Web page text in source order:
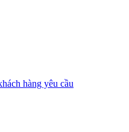
hàng yêu cầu